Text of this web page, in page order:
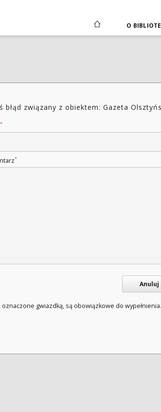
O
błąd związany z obiektem: Gazeta
*
*
Anuluj
oznaczone gwiazdką, są obowiązkowe do wypełnienia.